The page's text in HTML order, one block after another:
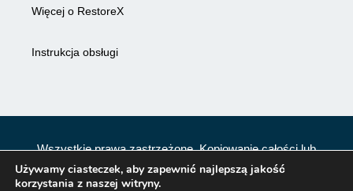
Więcej o RestoreX
Instrukcja obsługi
Wszystkie prawa zastrzeżone. Kopiowanie całości lub
części bez zgody i wiedzy twórców zabronione. 2025.
Używamy ciasteczek, aby zapewnić najlepszą jakość
korzystania z naszej witryny.